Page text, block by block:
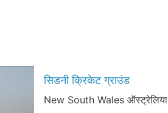
सिडनी क्रिकेट ग्राउंड
New South Wales ऑस्ट्रेलिया